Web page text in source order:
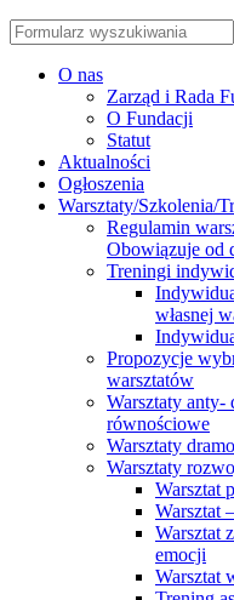
O nas
Zarząd i Rada
O Fundacji
Statut
Aktualności
Ogłoszenia
Warsztaty/Szkolenia/
Regulamin
Obowiązuje od
Treningi
własnej
Propozycje
warsztatów
Warsztaty anty-
równościowe
Warsztaty
Warsztaty
Warsztat
Warsztat
Warsztat
emocji
Warsztat